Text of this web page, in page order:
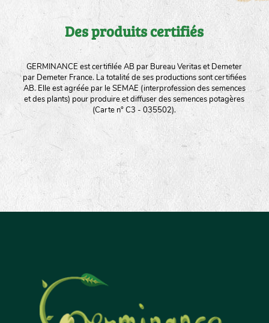
Des produits certifiés
GERMINANCE est certifilée AB par Bureau Veritas et Demeter
par Demeter France. La totalité de ses productions sont certifiées
AB. Elle est agréée par le SEMAE (interprofession des semences
et des plants) pour produire et diffuser des semences potagères
(Carte n° C3 - 035502).